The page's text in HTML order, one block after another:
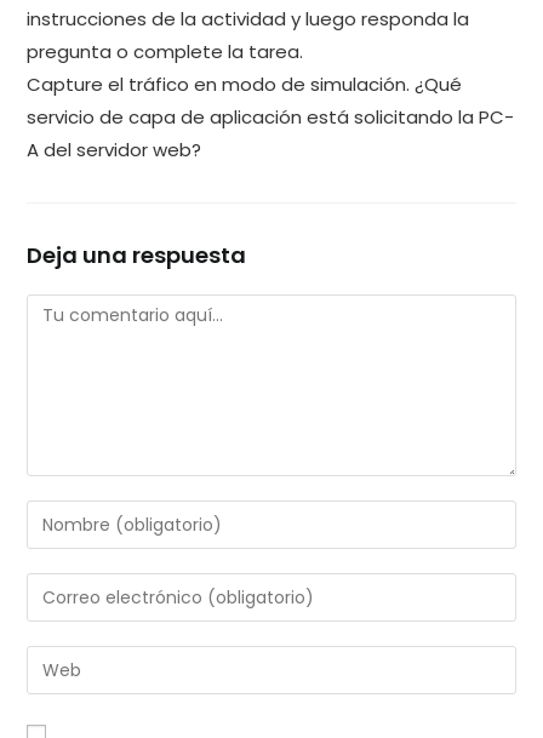
instrucciones de la actividad y luego responda la
pregunta o complete la tarea.
Capture el tráfico en modo de simulación. ¿Qué
servicio de capa de aplicación está solicitando la PC-
A del servidor web?
Deja una respuesta
Comentario
Introduce
tu
nombre
de
usuario
para
Introduce
tu
dirección
de
Introduce
la
URL